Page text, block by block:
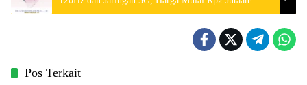
Pos Terkait